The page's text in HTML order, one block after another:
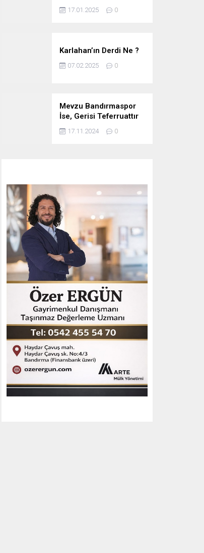
Geriye Bakanlık Kaldı.
17.01.2025 0
Karlahan’ın Derdi Ne ?
07.02.2025 0
Mevzu Bandırmaspor
İse, Gerisi Teferruattır
17.11.2024 0